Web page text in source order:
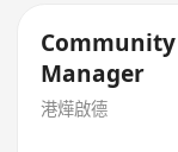
Manager
港燁啟德